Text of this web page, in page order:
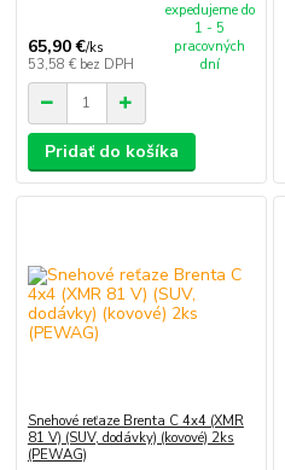
65,90 €/ks
53,58 € bez DPH
expedujeme do
1 - 5
pracovných
dní
Pridať do košíka
Snehové reťaze Brenta C 4x4 (XMR
81 V) (SUV, dodávky) (kovové) 2ks
(PEWAG)